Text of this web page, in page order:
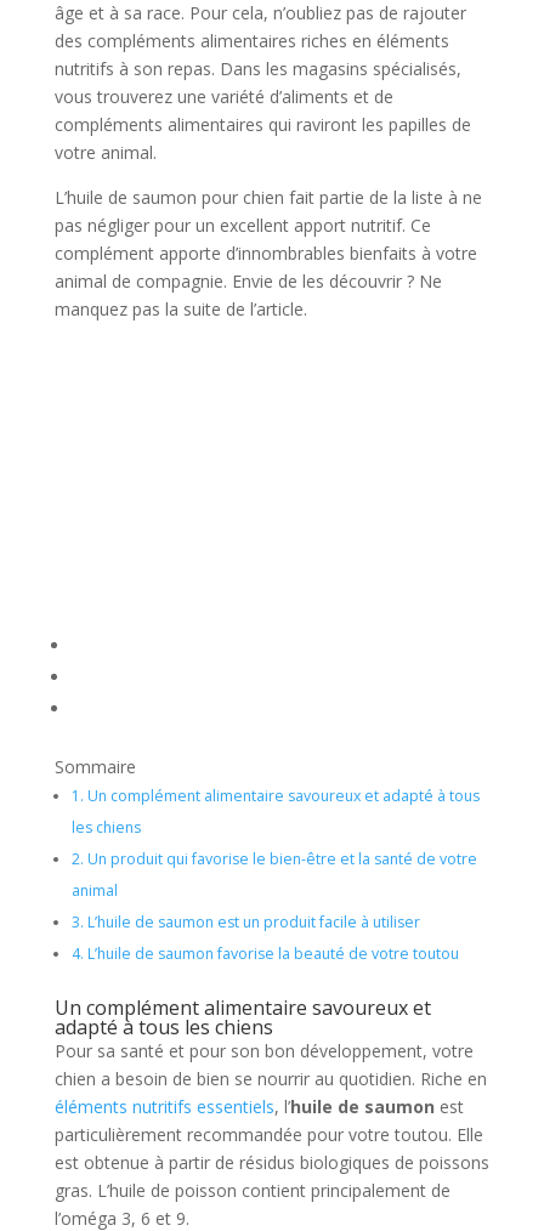
âge et à sa race. Pour cela, n’oubliez pas de rajouter
des compléments alimentaires riches en éléments
nutritifs à son repas. Dans les magasins spécialisés,
vous trouverez une variété d’aliments et de
compléments alimentaires qui raviront les papilles de
votre animal.
L’huile de saumon pour chien fait partie de la liste à ne
pas négliger pour un excellent apport nutritif. Ce
complément apporte d’innombrables bienfaits à votre
animal de compagnie. Envie de les découvrir ? Ne
manquez pas la suite de l’article.
Sommaire
1. Un complément alimentaire savoureux et adapté à tous
les chiens
2. Un produit qui favorise le bien-être et la santé de votre
animal
3. L’huile de saumon est un produit facile à utiliser
4. L’huile de saumon favorise la beauté de votre toutou
Un complément alimentaire savoureux et
adapté à tous les chiens
Pour sa santé et pour son bon développement, votre
chien a besoin de bien se nourrir au quotidien. Riche en
éléments nutritifs essentiels, l’huile de saumon est
particulièrement recommandée pour votre toutou. Elle
est obtenue à partir de résidus biologiques de poissons
gras. L’huile de poisson contient principalement de
l’oméga 3, 6 et 9.